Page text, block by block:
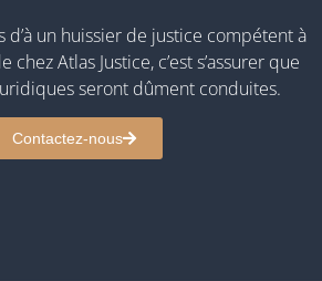
d’à un huissier de justice compétent à
chez Atlas Justice, c’est s’assurer que
seront dûment conduites.
Contactez-nous